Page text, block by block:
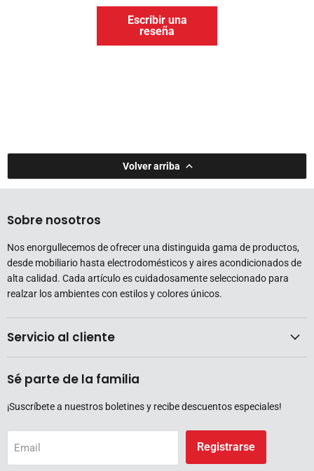
Escribir una
reseña
Volver arriba
Sobre nosotros
Nos enorgullecemos de ofrecer una distinguida gama de productos,
desde mobiliario hasta electrodomésticos y aires acondicionados de
alta calidad. Cada artículo es cuidadosamente seleccionado para
realzar los ambientes con estilos y colores únicos.
Servicio al cliente
Sé parte de la familia
¡Suscríbete a nuestros boletines y recibe descuentos especiales!
Email Registrarse